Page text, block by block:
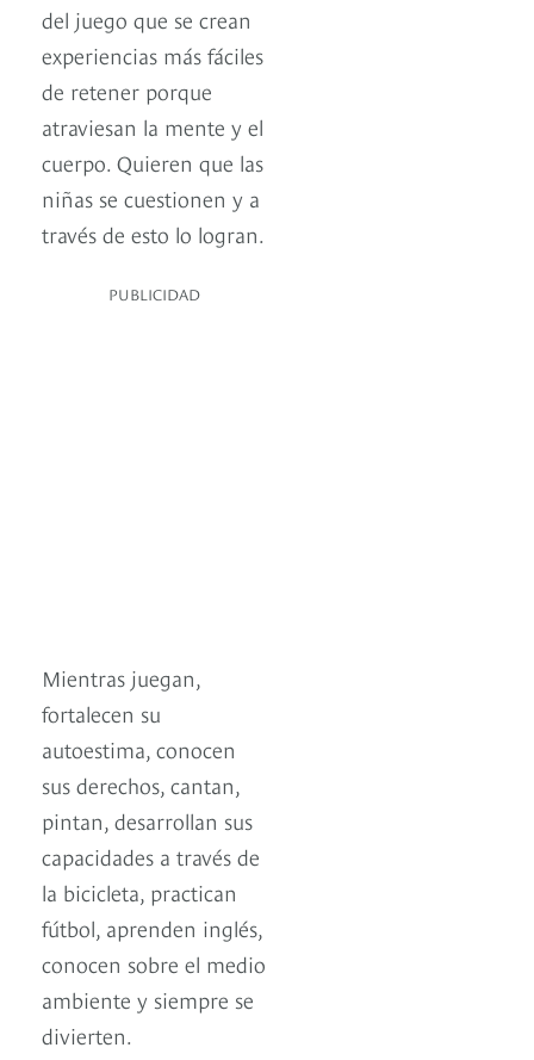
del juego que se crean
experiencias más fáciles
de retener porque
atraviesan la mente y el
cuerpo. Quieren que las
niñas se cuestionen y a
través de esto lo logran.
PUBLICIDAD
Mientras juegan,
fortalecen su
autoestima, conocen
sus derechos, cantan,
pintan, desarrollan sus
capacidades a través de
la bicicleta, practican
fútbol, aprenden inglés,
conocen sobre el medio
ambiente y siempre se
divierten.